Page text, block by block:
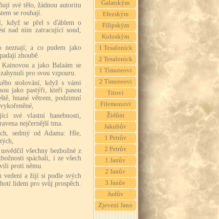
své tělo, žádnou autoritu
se rouhají.
když se přel s ďáblem o
nad ním zatracující soud,
neznají; a co pudem jako
zhoubě.
a jako Balaám se
pro svou vzpouru.
stolování, když s vámi
jako pastýři, kteří pasou
hnané větrem, podzimní
své vlastní hanebnosti,
nejčernější tma.
sedmý od Adama: Hle,
všechny bezbožné z
spáchali, i ze všech
proti němu.
vedení a žijí si podle svých
lidem pro svůj prospěch.
Galatským
Efezským
Filipským
Koloským
1 Tesalonick
2 Tesalonick
1 Timoteovi
2 Timoteovi
Titovi
Filemonovi
Židům
Jakubův
1 Petrův
2 Petrův
1 Janův
2 Janův
3 Janův
Judův
Zjevení Jano